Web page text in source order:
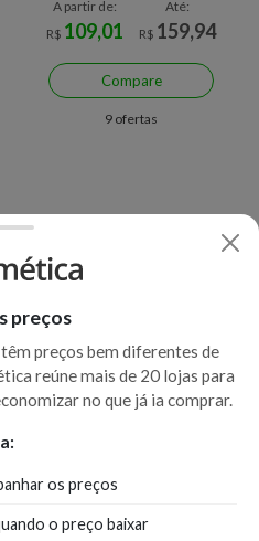
A partir de:
R$ 109,01
Até:
R$ 159,94
Compare
9 ofertas
preços
preços bem diferentes de
reúne mais de 20 lojas para
no que já ia comprar.
os preços
o preço baixar